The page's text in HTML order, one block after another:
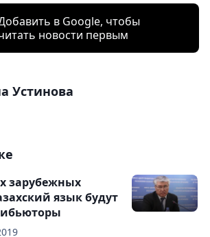
в Google, чтобы
новости первым
Устинова
зарубежных
язык будут